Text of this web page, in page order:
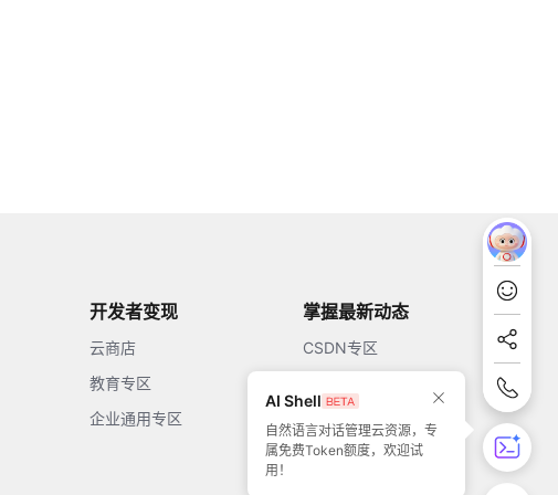
开发者变现
云商店
教育专区
企业通用专区
掌握最新动态
CSDN专区
51CTO
AI Shell
自然语言对话管理云资源，专
属免费Token额度，欢迎试
用！